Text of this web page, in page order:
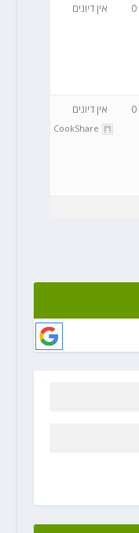
0 אין דיונים
0 אין דיונים
CookShare